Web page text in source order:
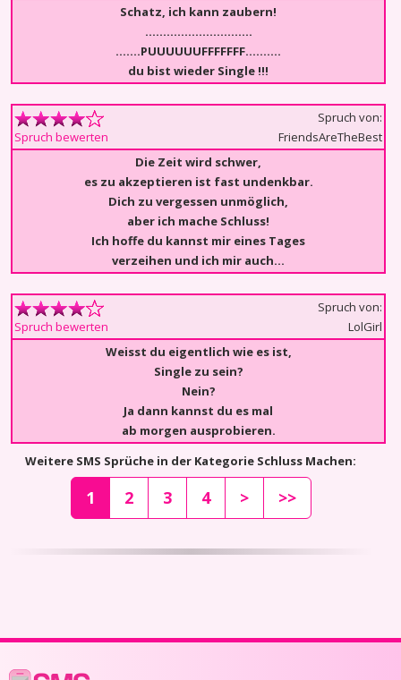
Schatz, ich kann zaubern!
..............................
.......PUUUUUUFFFFFFF..........
du bist wieder Single !!!
Spruch bewerten
Spruch von:
FriendsAreTheBest
Die Zeit wird schwer,
es zu akzeptieren ist fast undenkbar.
Dich zu vergessen unmöglich,
aber ich mache Schluss!
Ich hoffe du kannst mir eines Tages
verzeihen und ich mir auch…
Spruch bewerten
Spruch von:
LolGirl
Weisst du eigentlich wie es ist,
Single zu sein?
Nein?
Ja dann kannst du es mal
ab morgen ausprobieren.
Weitere SMS Sprüche in der Kategorie Schluss Machen:
1 2 3 4 > >>